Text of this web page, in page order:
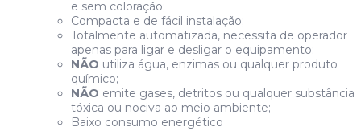
e sem coloração;
Compacta e de fácil instalação;
Totalmente automatizada, necessita de operador
apenas para ligar e desligar o equipamento;
NÃO utiliza água, enzimas ou qualquer produto
químico;
NÃO emite gases, detritos ou qualquer substância
tóxica ou nociva ao meio ambiente;
Baixo consumo energético